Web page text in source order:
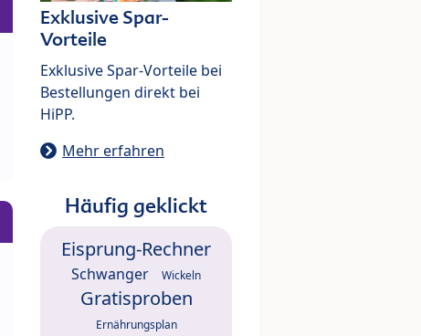
Exklusive Spar-
Vorteile
Exklusive Spar-Vorteile bei
Bestellungen direkt bei
HiPP.
Mehr erfahren
Häufig geklickt
Eisprung-Rechner
Schwanger Wickeln
Gratisproben
Ernährungsplan